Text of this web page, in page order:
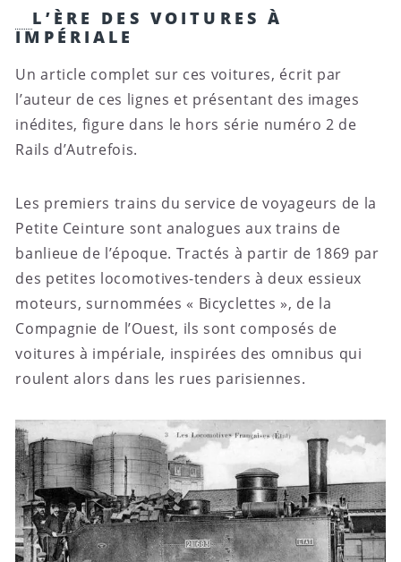
L’ÈRE DES VOITURES À
IMPÉRIALE
Un article complet sur ces voitures, écrit par
l’auteur de ces lignes et présentant des images
inédites, figure dans le hors série numéro 2 de
Rails d’Autrefois.
Les premiers trains du service de voyageurs de la
Petite Ceinture sont analogues aux trains de
banlieue de l’époque. Tractés à partir de 1869 par
des petites locomotives-tenders à deux essieux
moteurs, surnommées « Bicyclettes », de la
Compagnie de l’Ouest, ils sont composés de
voitures à impériale, inspirées des omnibus qui
roulent alors dans les rues parisiennes.